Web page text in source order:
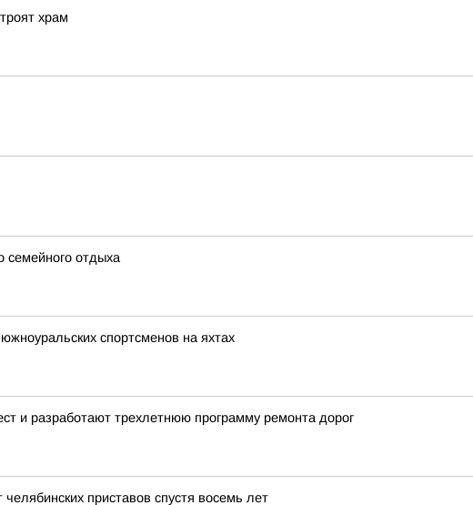
храм
семейного отдыха
спортсменов на яхтах
и разработают трехлетнюю программу ремонта дорог
приставов спустя восемь лет